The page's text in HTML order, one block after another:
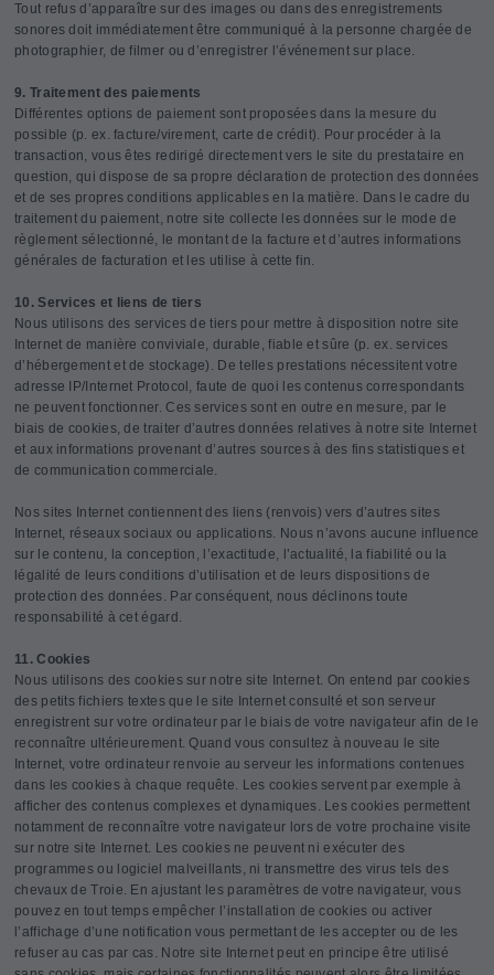
Tout refus d’apparaître sur des images ou dans des enregistrements
sonores doit immédiatement être communiqué à la personne chargée de
photographier, de filmer ou d’enregistrer l’événement sur place.
9. Traitement des paiements
Différentes options de paiement sont proposées dans la mesure du
possible (p. ex. facture/virement, carte de crédit). Pour procéder à la
transaction, vous êtes redirigé directement vers le site du prestataire en
question, qui dispose de sa propre déclaration de protection des données
et de ses propres conditions applicables en la matière. Dans le cadre du
traitement du paiement, notre site collecte les données sur le mode de
règlement sélectionné, le montant de la facture et d’autres informations
générales de facturation et les utilise à cette fin.
10. Services et liens de tiers
Nous utilisons des services de tiers pour mettre à disposition notre site
Internet de manière conviviale, durable, fiable et sûre (p. ex. services
d’hébergement et de stockage). De telles prestations nécessitent votre
adresse IP/Internet Protocol, faute de quoi les contenus correspondants
ne peuvent fonctionner. Ces services sont en outre en mesure, par le
biais de cookies, de traiter d’autres données relatives à notre site Internet
et aux informations provenant d’autres sources à des fins statistiques et
de communication commerciale.
Nos sites Internet contiennent des liens (renvois) vers d’autres sites
Internet, réseaux sociaux ou applications. Nous n’avons aucune influence
sur le contenu, la conception, l’exactitude, l’actualité, la fiabilité ou la
légalité de leurs conditions d’utilisation et de leurs dispositions de
protection des données. Par conséquent, nous déclinons toute
responsabilité à cet égard.
11. Cookies
Nous utilisons des cookies sur notre site Internet. On entend par cookies
des petits fichiers textes que le site Internet consulté et son serveur
enregistrent sur votre ordinateur par le biais de votre navigateur afin de le
reconnaître ultérieurement. Quand vous consultez à nouveau le site
Internet, votre ordinateur renvoie au serveur les informations contenues
dans les cookies à chaque requête. Les cookies servent par exemple à
afficher des contenus complexes et dynamiques. Les cookies permettent
notamment de reconnaître votre navigateur lors de votre prochaine visite
sur notre site Internet. Les cookies ne peuvent ni exécuter des
programmes ou logiciel malveillants, ni transmettre des virus tels des
chevaux de Troie. En ajustant les paramètres de votre navigateur, vous
pouvez en tout temps empêcher l’installation de cookies ou activer
l’affichage d’une notification vous permettant de les accepter ou de les
refuser au cas par cas. Notre site Internet peut en principe être utilisé